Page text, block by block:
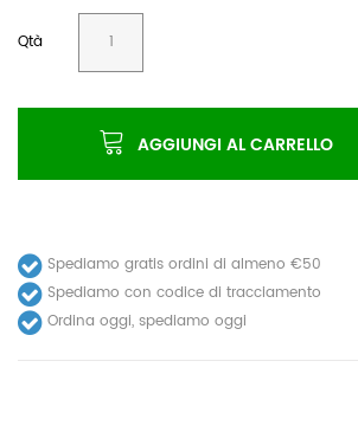
Qtà
AGGIUNGI AL CARRELLO
Spediamo gratis ordini di almeno €50
Spediamo con codice di tracciamento
Ordina oggi, spediamo oggi